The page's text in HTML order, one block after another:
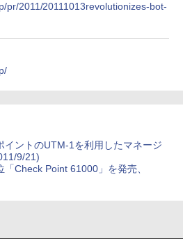
pr/2011/20111013revolutionizes-bot-
イントのUTM-1を利用したマネージ
9/21)
Check Point 61000」を発売、